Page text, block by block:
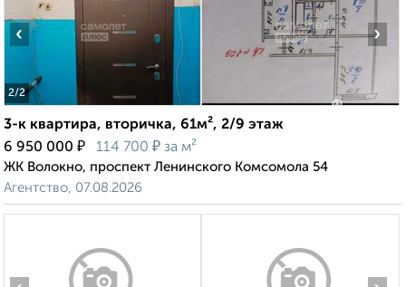
2/2
‹ ›
3-к квартира, вторичка, 61м², 2/9 этаж
6 950 000 ₽ 114 700 ₽ за м²
ЖК Волокно, проспект Ленинского Комсомола 54
Агентство, 07.08.2026